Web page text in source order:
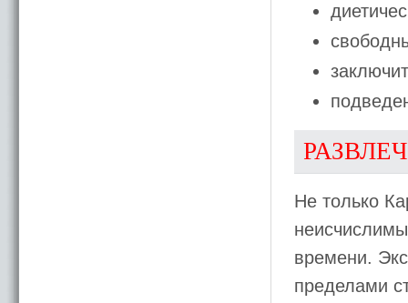
Не только
времени.
пределами